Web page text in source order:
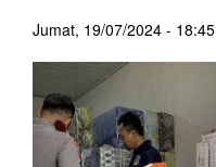
Jumat, 19/07/2024 - 18:45